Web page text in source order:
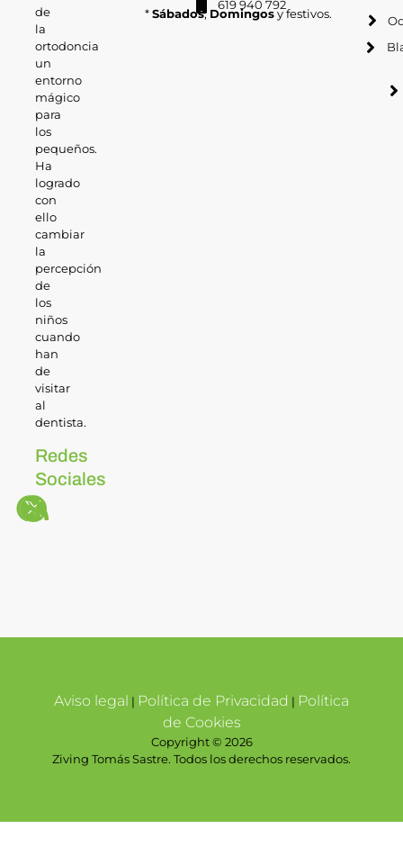
619 940 792
*Sábados, Domingosy festivos.
de
la
ortodoncia
un
entorno
mágico
para
los
pequeños.
Ha
logrado
con
ello
cambiar
la
percepción
de
los
niños
cuando
han
de
visitar
al
dentista.
Redes
Sociales
Aviso legal | Política de Privacidad | Política
de Cookies
Copyright © 2026
Ziving Tomás Sastre. Todos los derechos reservados.